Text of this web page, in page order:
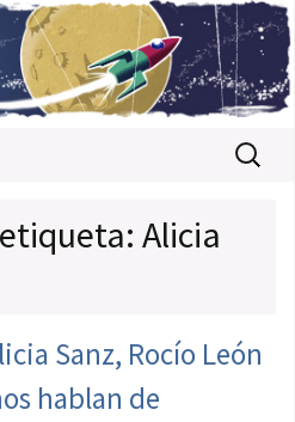
Buscar:
Alicia
Sanz, Rocío León
hablan de